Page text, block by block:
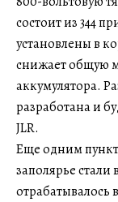
состоит из 344
установлены в
снижает общую
аккумулятора.
разработана и
JLR.
Еще одним
заполярье